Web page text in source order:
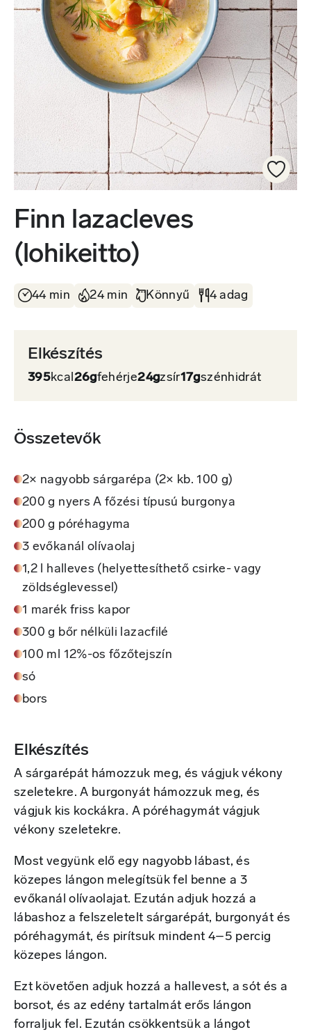
Finn lazacleves
(lohikeitto)
44 min 24 min Könnyű 4 adag
Elkészítés
395kcal 26gfehérje24gzsír17gszénhidrát
Összetevők
2× nagyobb sárgarépa (2× kb. 100 g)
200 g nyers A főzési típusú burgonya
200 g póréhagyma
3 evőkanál olívaolaj
1,2 l halleves (helyettesíthető csirke- vagy
zöldséglevessel)
1 marék friss kapor
300 g bőr nélküli lazacfilé
100 ml 12%-os főzőtejszín
só
bors
Elkészítés
A sárgarépát hámozzuk meg, és vágjuk vékony
szeletekre. A burgonyát hámozzuk meg, és
vágjuk kis kockákra. A póréhagymát vágjuk
vékony szeletekre.
Most vegyünk elő egy nagyobb lábast, és
közepes lángon melegítsük fel benne a 3
evőkanál olívaolajat. Ezután adjuk hozzá a
lábashoz a felszeletelt sárgarépát, burgonyát és
póréhagymát, és pirítsuk mindent 4–5 percig
közepes lángon.
Ezt követően adjuk hozzá a hallevest, a sót és a
borsot, és az edény tartalmát erős lángon
forraljuk fel. Ezután csökkentsük a lángot